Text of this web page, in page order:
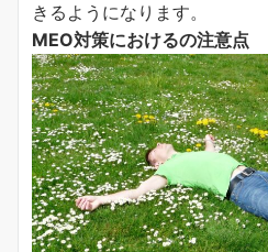
きるようになります。
MEO対策におけるの注意点